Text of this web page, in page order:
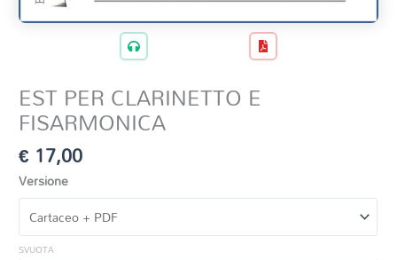
EST PER CLARINETTO E
FISARMONICA
€ 17,00
Versione
SVUOTA